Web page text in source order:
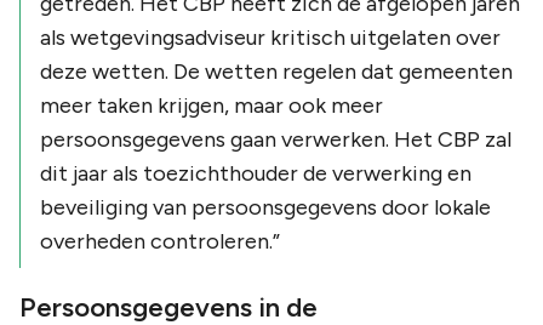
als wetgevingsadviseur kritisch uitgelaten over
deze wetten. De wetten regelen dat gemeenten
meer taken krijgen, maar ook meer
persoonsgegevens gaan verwerken. Het CBP zal
dit jaar als toezichthouder de verwerking en
beveiliging van persoonsgegevens door lokale
overheden controleren.”
Persoonsgegevens in de